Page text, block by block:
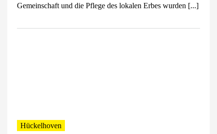
Gemeinschaft und die Pflege des lokalen Erbes wurden [...]
Hückelhoven